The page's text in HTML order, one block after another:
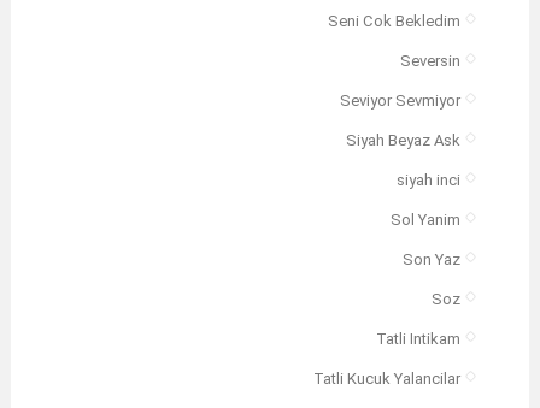
Seni Cok Bekledim
Seversin
Seviyor Sevmiyor
Siyah Beyaz Ask
siyah inci
Sol Yanim
Son Yaz
Soz
Tatli Intikam
Tatli Kucuk Yalancilar